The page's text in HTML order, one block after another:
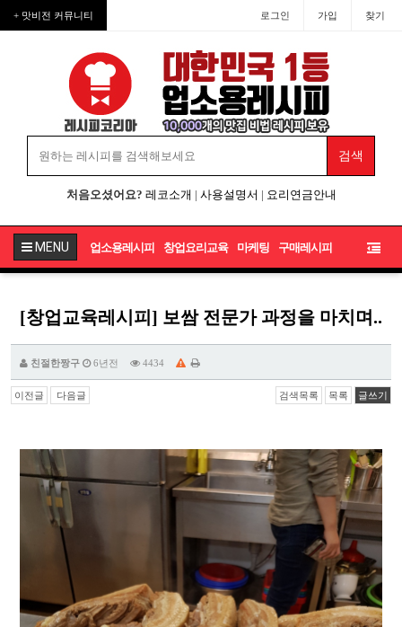
+ 맛비전 커뮤니티 로그인 가입 찾기
처음오셨어요? 레코소개 | 사용설명서 | 요리연금안내
MENU 업소용레시피 창업요리교육 마케팅 구매레시피
[창업교육레시피] 보쌈 전문가 과정을 마치며..
친절한짱구 6년전 4434
이전글 다음글 검색목록 목록 글쓰기